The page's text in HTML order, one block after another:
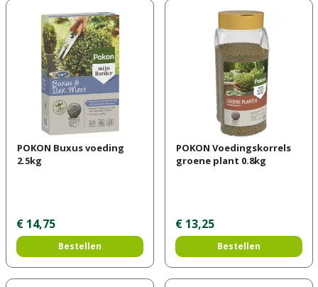
POKON Buxus voeding
2.5kg
€ 14,75
Bestellen
POKON Voedingskorrels
groene plant 0.8kg
€ 13,25
Bestellen